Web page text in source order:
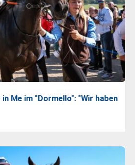
Me im "Dormello": "Wir haben